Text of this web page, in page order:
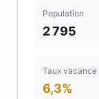
Population
2 795
Taux vacance
6,3%